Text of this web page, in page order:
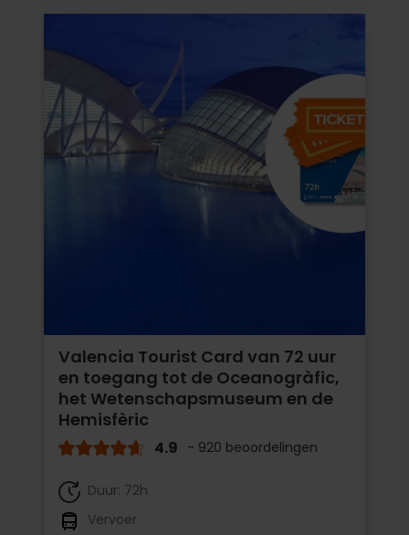
Valencia Tourist Card van 72 uur
en toegang tot de Oceanogràfic,
het Wetenschapsmuseum en de
Hemisfèric
4.9 - 920 beoordelingen
Duur: 72h
Vervoer